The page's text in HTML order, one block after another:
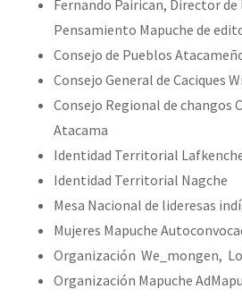
Fernando Pairican, Director de
Pensamiento Mapuche de
Consejo de Pueblos
Consejo General de Caciques
Consejo Regional de changos
Atacama
Identidad Territorial
Identidad Territorial Nagche
Mesa Nacional de lideresas
Mujeres Mapuche
Organización We_mongen,
Organización Mapuche AdMapu